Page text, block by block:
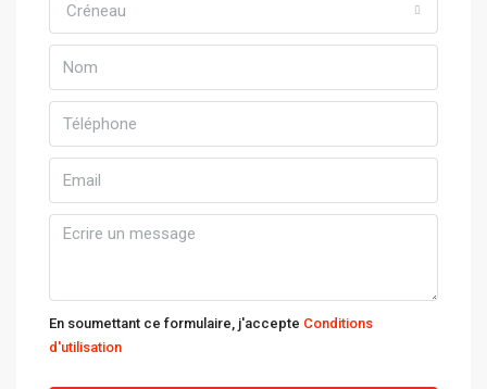
Créneau
En soumettant ce formulaire, j'accepte Conditions
d'utilisation